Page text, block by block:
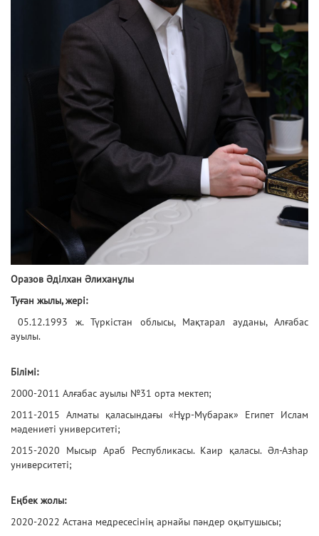
Оразов Әділхан Әлиханұлы
Туған жылы, жері:
05.12.1993 ж. Түркістан облысы, Мақтарал ауданы, Алғабас
ауылы.
Білімі:
2000-2011 Алғабас ауылы №31 орта мектеп;
2011-2015 Алматы қаласындағы «Нұр-Мүбарак» Египет Ислам
мәдениеті университеті;
2015-2020 Мысыр Араб Республикасы. Каир қаласы. Әл-Азһар
университеті;
Еңбек жолы:
2020-2022 Астана медресесінің арнайы пәндер оқытушысы;